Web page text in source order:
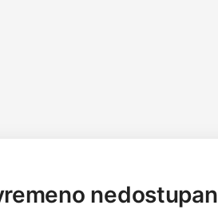
nedostupan